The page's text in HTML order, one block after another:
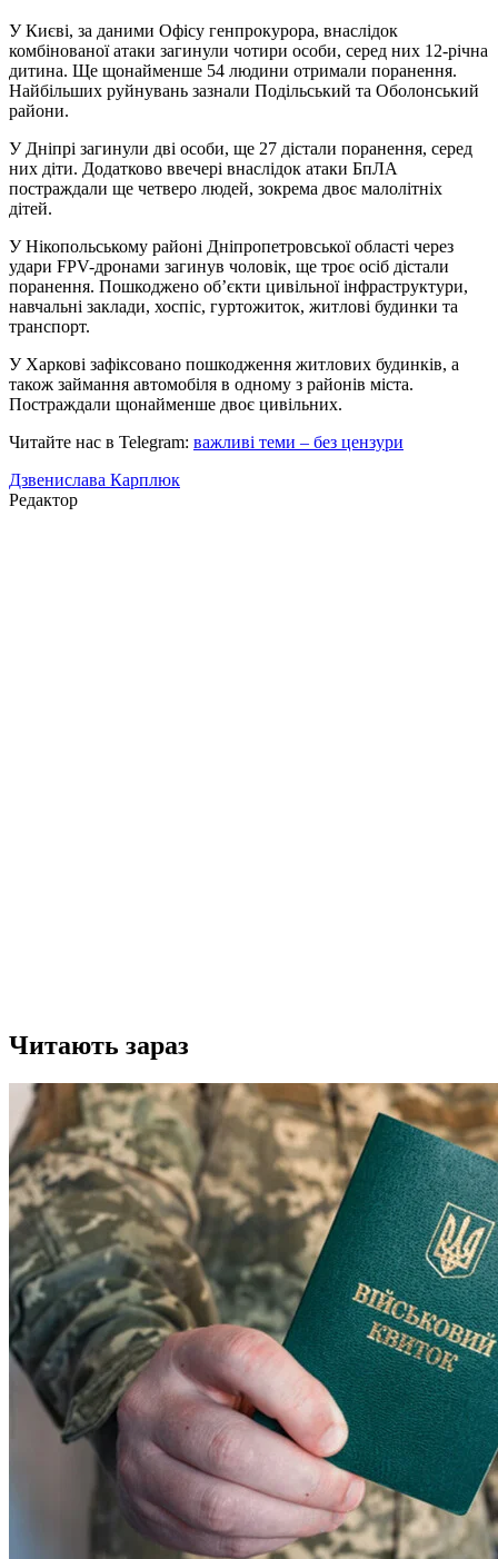
У Києві, за даними Офісу генпрокурора, внаслідок
комбінованої атаки загинули чотири особи, серед них 12-річна
дитина. Ще щонайменше 54 людини отримали поранення.
Найбільших руйнувань зазнали Подільський та Оболонський
райони.
У Дніпрі загинули дві особи, ще 27 дістали поранення, серед
них діти. Додатково ввечері внаслідок атаки БпЛА
постраждали ще четверо людей, зокрема двоє малолітніх
дітей.
У Нікопольському районі Дніпропетровської області через
удари FPV-дронами загинув чоловік, ще троє осіб дістали
поранення. Пошкоджено об’єкти цивільної інфраструктури,
навчальні заклади, хоспіс, гуртожиток, житлові будинки та
транспорт.
У Харкові зафіксовано пошкодження житлових будинків, а
також займання автомобіля в одному з районів міста.
Постраждали щонайменше двоє цивільних.
Читайте нас в Telegram: важливі теми – без цензури
Дзвенислава Карплюк
Редактор
Читають зараз